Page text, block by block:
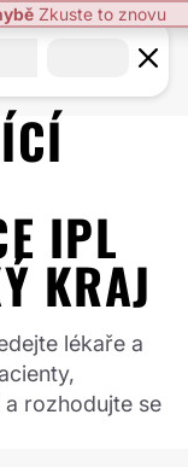
Zkuste to znovu
IPL
KRAJ
lékaře a
a rozhodujte se